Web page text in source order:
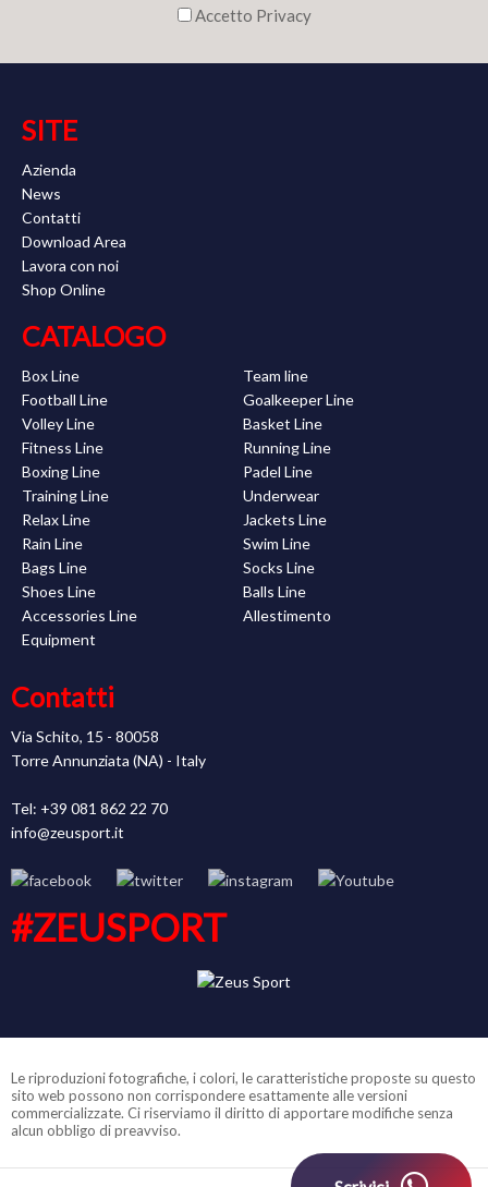
Accetto Privacy
SITE
Azienda
News
Contatti
Download Area
Lavora con noi
Shop Online
CATALOGO
Box Line
Team line
Football Line
Goalkeeper Line
Volley Line
Basket Line
Fitness Line
Running Line
Boxing Line
Padel Line
Training Line
Underwear
Relax Line
Jackets Line
Rain Line
Swim Line
Bags Line
Socks Line
Shoes Line
Balls Line
Accessories Line
Allestimento
Equipment
Contatti
Via Schito, 15 - 80058
Torre Annunziata (NA) - Italy
Tel: +39 081 862 22 70
info@zeusport.it
#ZEUSPORT
Le riproduzioni fotografiche, i colori, le caratteristiche proposte su questo
sito web possono non corrispondere esattamente alle versioni
commercializzate. Ci riserviamo il diritto di apportare modifiche senza
alcun obbligo di preavviso.